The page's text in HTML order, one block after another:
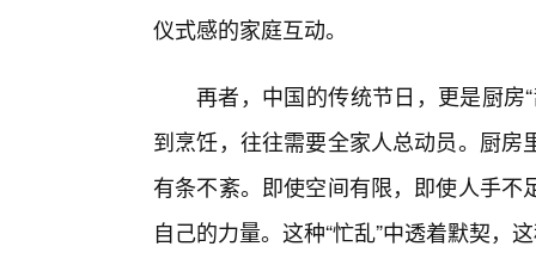
仪式感的家庭互动。
再者，中国的传统节日，更是厨房
到烹饪，往往需要全家人总动员。厨
有条不紊。即使空间有限，即使人手
自己的力量。这种“忙乱”中透着默契，